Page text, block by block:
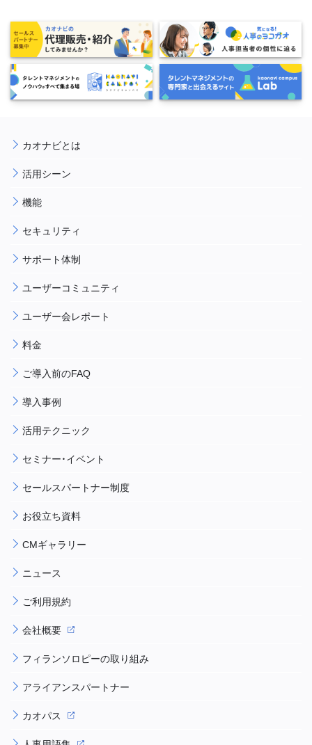
カオナビとは
活用シーン
機能
セキュリティ
サポート体制
ユーザーコミュニティ
ユーザー会レポート
料金
ご導入前のFAQ
導入事例
活用テクニック
セミナー・イベント
セールスパートナー制度
お役立ち資料
CMギャラリー
ニュース
ご利用規約
会社概要
フィランソロピーの取り組み
アライアンスパートナー
カオパス